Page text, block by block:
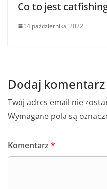
Co to jest
14 października, 2022
Dodaj komentarz
Twój adres email nie
Wymagane pola są
Komentarz *